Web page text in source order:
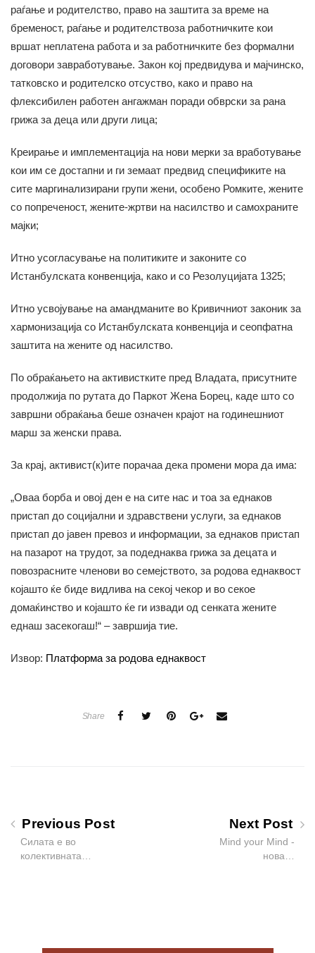
раѓање и родителство, право на заштита за време на
бременост, раѓање и родителствоза работничките кои
вршат неплатена работа и за работничките без формални
договори завработување. Закон кој предвидува и мајчинско,
татковско и родителско отсуство, како и право на
флексибилен работен ангажман поради обврски за рана
грижа за деца или други лица;
Креирање и имплементација на нови мерки за вработување
кои им се достапни и ги земаат предвид спецификите на
сите маргинализирани групи жени, особено Ромките, жените
со попреченост, жените-жртви на насилство и самохраните
мајки;
Итно усогласување на политиките и законите со
Истанбулската конвенција, како и со Резолуцијата 1325;
Итно усвојување на амандманите во Кривичниот законик за
хармонизација со Истанбулската конвенција и сеопфатна
заштита на жените од насилство.
По обраќањето на активистките пред Владата, присутните
продолжија по рутата до Паркот Жена Борец, каде што со
завршни обраќања беше означен крајот на годинешниот
марш за женски права.
За крај, активист(к)ите порачаа дека промени мора да има:
„Оваа борба и овој ден е на сите нас и тоа за еднаков
пристап до социјални и здравствени услуги, за еднаков
пристап до јавен превоз и информации, за еднаков пристап
на пазарот на трудот, за подеднаква грижа за децата и
повозрасните членови во семејството, за родова еднаквост
којашто ќе биде видлива на секој чекор и во секое
домаќинство и којашто ќе ги извади од сенката жените
еднаш засекогаш!“ – завршија тие.
Извор: Платформа за родова еднаквост
Share
Previous Post
Силата е во
колективната…
Next Post
Mind your Mind -
нова…